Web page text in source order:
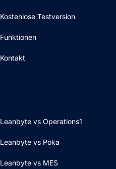
Kostenlose Testversion
Funktionen
Kontakt
Leanbyte vs Operations1
Leanbyte vs Poka
Leanbyte vs MES